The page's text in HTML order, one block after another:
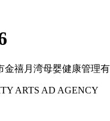
金禧月湾母婴健康管理
ARTS AD AGENCY